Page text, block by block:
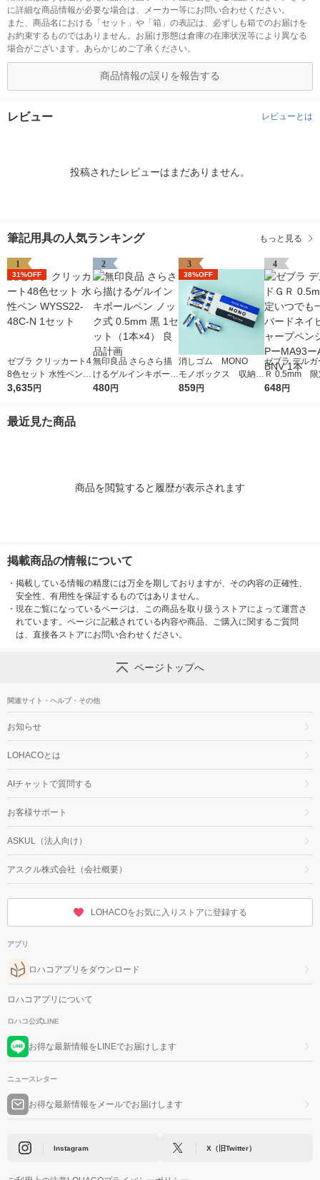
に詳細な商品情報が必要な場合は、メーカー等にお問い合わせください。
また、商品名における「セット」や「箱」の表記は、必ずしも箱でのお届けを
お約束するものではありません。お届け形態は倉庫の在庫状況等により異なる
場合がございます。あらかじめご了承ください。
商品情報の誤りを報告する
レビュー レビューとは
投稿されたレビューはまだありません。
筆記用具の人気ランキング もっと見る
1
31%OFF
ゼブラ クリッカート4
8色セット 水性ペン W
YSS22-48C-N 1セッ
3,635円
2
無印良品 さらさら描
けるゲルインキボール
ペン ノック式 0.5mm
480円
3
38%OFF
消しゴム MONO
モノボックス 収納B
OX付 JHA-061 1個
859円
4
ゼブラ デルガ
Ｒ 0.5mm 限
でも一緒 バ
648円
最近見た商品
商品を閲覧すると履歴が表示されます
掲載商品の情報について
・ 掲載している情報の精度には万全を期しておりますが、その内容の正確性、
安全性、有用性を保証するものではありません。
・ 現在ご覧になっているページは、この商品を取り扱うストアによって運営さ
れています。ページに記載されている内容や商品、ご購入に関するご質問
は、直接各ストアにお問い合わせください。
ページトップへ
関連サイト・ヘルプ・その他
お知らせ
LOHACOとは
AIチャットで質問する
お客様サポート
ASKUL（法人向け）
アスクル株式会社（会社概要）
LOHACOをお気に入りストアに登録する
アプリ
ロハコアプリをダウンロード
ロハコアプリについて
ロハコ公式LINE
お得な最新情報をLINEでお届けします
ニュースレター
お得な最新情報をメールでお届けします
Instagram X（旧Twitter）